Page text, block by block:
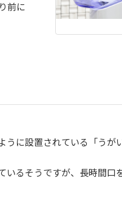
前に
に設置されている「うが
いるそうですが、長時間口